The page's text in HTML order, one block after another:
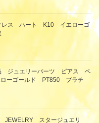
レス ハート K10 イエローゴ
ジュエリーパーツ ピアス ペ
ーゴールド PT850 プラチ
スタージュエリ